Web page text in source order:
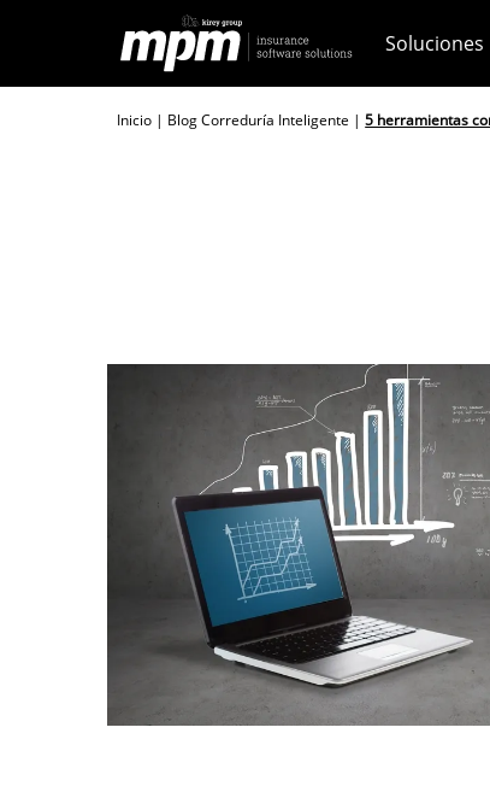
content
Soluciones
Inicio | Blog Correduría Inteligente |5 herramientas